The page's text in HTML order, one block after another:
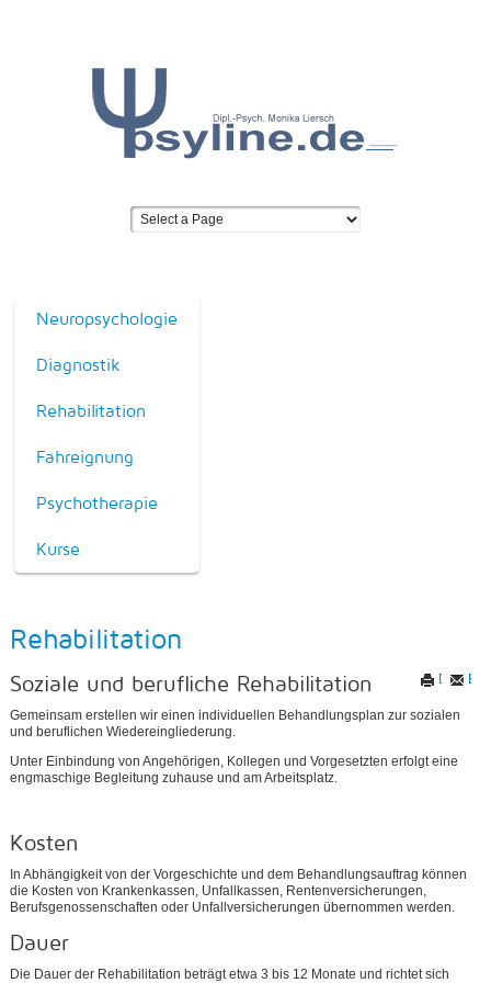
Neuropsychologie
Diagnostik
Rehabilitation
Fahreignung
Psychotherapie
Kurse
Rehabilitation
Drucken
E-
Soziale und berufliche Rehabilitation
Gemeinsam erstellen wir einen individuellen Behandlungsplan zur sozialen
und beruflichen Wiedereingliederung.
Unter Einbindung von Angehörigen, Kollegen und Vorgesetzten erfolgt eine
engmaschige Begleitung zuhause und am Arbeitsplatz.
Kosten
In Abhängigkeit von der Vorgeschichte und dem Behandlungsauftrag können
die Kosten von Krankenkassen, Unfallkassen, Rentenversicherungen,
Berufs­genossenschaften oder Unfallversicherungen übernommen werden.
Dauer
Die Dauer der Rehabilitation beträgt etwa 3 bis 12 Monate und richtet sich